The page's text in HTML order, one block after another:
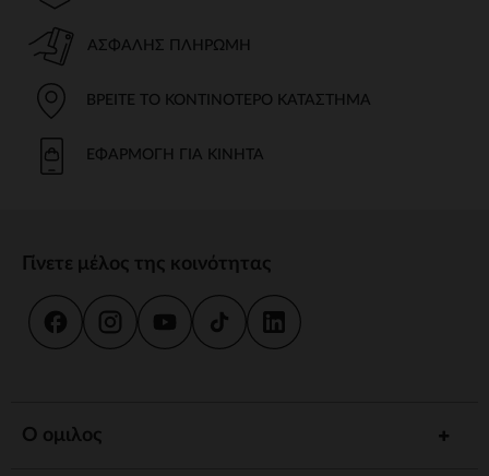
ΑΣΦΑΛΉΣ ΠΛΗΡΩΜΉ
ΒΡΕΊΤΕ ΤΟ ΚΟΝΤΙΝΌΤΕΡΟ ΚΑΤΆΣΤΗΜΑ
ΕΦΑΡΜΟΓΉ ΓΙΑ ΚΙΝΗΤΆ
Γίνετε μέλος της κοινότητας
Ο ομιλος